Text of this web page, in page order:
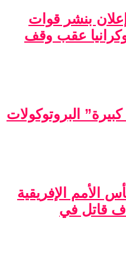
بنشر قوات
عقب وقف
البروتوكولات
الأمم الإفريقية
قاتل في